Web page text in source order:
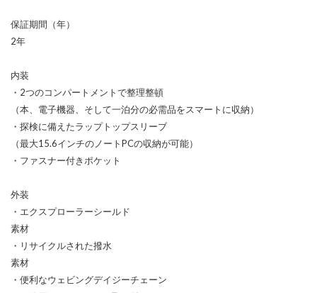
保証期間（年）
2年
内装
・2つのコンパートメントで整理整頓
（本、電子機器、そして一泊分の必需品をスマートに収納）
・探検に備えたラップトップスリーブ
（最大15.6インチのノートPCの収納が可能）
・ファスナー付きポケット
外装
・エクスプローラーシールド
素材
・リサイクルされた撥水
素材
・便利なウェビングデイジーチェーン